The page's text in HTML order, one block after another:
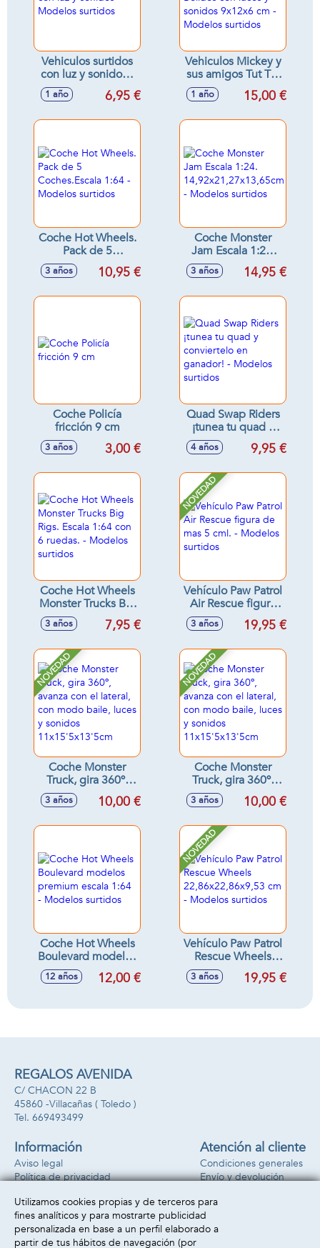
Vehiculos surtidos
con luz y sonidos -
Modelos surtidos
1 año 6,95 €
Vehiculos Mickey y
sus amigos Tut Tut
Bolidos con luces y
sonidos 9x12x6 cm
1 año 15,00 €
Coche Hot Wheels.
Pack de 5
Coches.Escala 1:64
- Modelos surtidos
3 años 10,95 €
Coche Monster
Jam Escala 1:24.
14,92x21,27x13,65cm
- Modelos surtidos
3 años 14,95 €
Coche Policía
fricción 9 cm
3 años 3,00 €
Quad Swap Riders
¡tunea tu quad y
conviertelo en
ganador! - Modelos
4 años 9,95 €
Coche Hot Wheels
Monster Trucks Big
Rigs. Escala 1:64
con 6 ruedas. -
3 años 7,95 €
NOVEDAD
Vehículo Paw Patrol
Air Rescue figura
de mas 5 cml. -
Modelos surtidos
3 años 19,95 €
NOVEDAD
Coche Monster
Truck, gira 360º,
avanza con el
lateral, con modo
3 años 10,00 €
NOVEDAD
Coche Monster
Truck, gira 360º,
avanza con el
lateral, con modo
sonidos
11x15'5x13'5cm
3 años 10,00 €
Coche Hot Wheels
Boulevard modelos
premium escala
1:64 - Modelos
12 años 12,00 €
NOVEDAD
Vehículo Paw Patrol
Rescue Wheels
22,86x22,86x9,53
cm - Modelos
3 años 19,95 €
REGALOS AVENIDA
C/ CHACON 22 B
45860 -Villacañas ( Toledo )
669493499
Información
Aviso legal
Política de privacidad
Atención al cliente
Condiciones generales
Envío y devolución
Formas de pago
Utilizamos cookies propias y de terceros para
fines analíticos y para mostrarte publicidad
personalizada en base a un perfil elaborado a
partir de tus hábitos de navegación (por